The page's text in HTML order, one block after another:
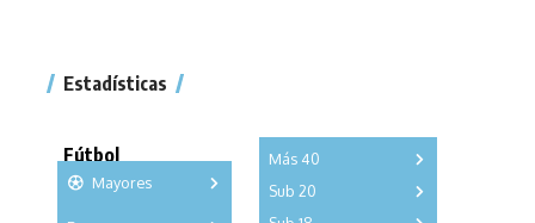
Estadísticas
Fútbol
Mayores
Más 40
Sub 20